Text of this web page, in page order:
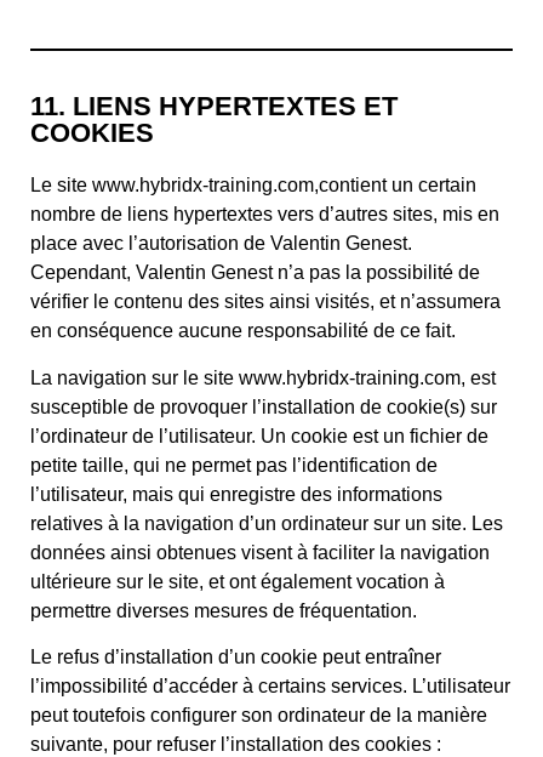
11. LIENS HYPERTEXTES ET
COOKIES
Le site www.hybridx-training.com,contient un certain
nombre de liens hypertextes vers d’autres sites, mis en
place avec l’autorisation de Valentin Genest.
Cependant, Valentin Genest n’a pas la possibilité de
vérifier le contenu des sites ainsi visités, et n’assumera
en conséquence aucune responsabilité de ce fait.
La navigation sur le site www.hybridx-training.com, est
susceptible de provoquer l’installation de cookie(s) sur
l’ordinateur de l’utilisateur. Un cookie est un fichier de
petite taille, qui ne permet pas l’identification de
l’utilisateur, mais qui enregistre des informations
relatives à la navigation d’un ordinateur sur un site. Les
données ainsi obtenues visent à faciliter la navigation
ultérieure sur le site, et ont également vocation à
permettre diverses mesures de fréquentation.
Le refus d’installation d’un cookie peut entraîner
l’impossibilité d’accéder à certains services. L’utilisateur
peut toutefois configurer son ordinateur de la manière
suivante, pour refuser l’installation des cookies :